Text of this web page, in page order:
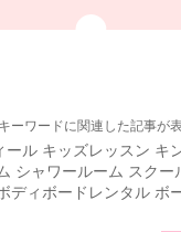
ーワードに関連した記事が
ール キッズレッスン キ
シャワールーム スクー
ディボードレンタル ボ